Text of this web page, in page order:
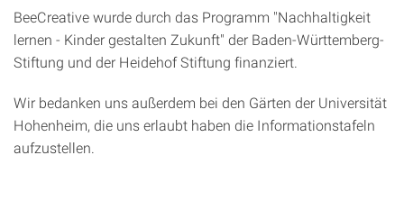
BeeCreative wurde durch das Programm "Nachhaltigkeit
lernen - Kinder gestalten Zukunft" der Baden-Württemberg-
Stiftung und der Heidehof Stiftung finanziert.
Wir bedanken uns außerdem bei den Gärten der Universität
Hohenheim, die uns erlaubt haben die Informationstafeln
aufzustellen.